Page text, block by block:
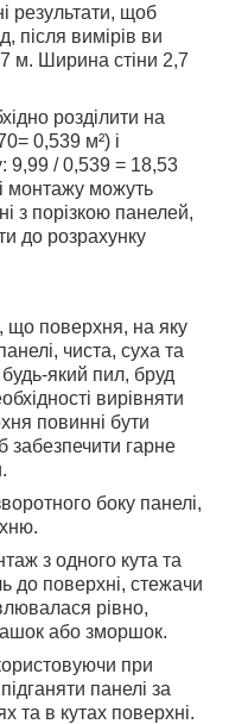
результати, щоб
після вимірів ви
м. Ширина стіни 2,7
розділити на
0,539 м²) і
9,99 / 0,539 = 18,53
монтажу можуть
з порізкою панелей,
до розрахунку
що поверхня, на яку
чиста, суха та
який пил, бруд
вирівняти
повинні бути
забезпечити гарне
боку панелі,
з одного кута та
до поверхні, стежачи
рівно,
або зморшок.
при
панелі за
та в кутах поверхні.